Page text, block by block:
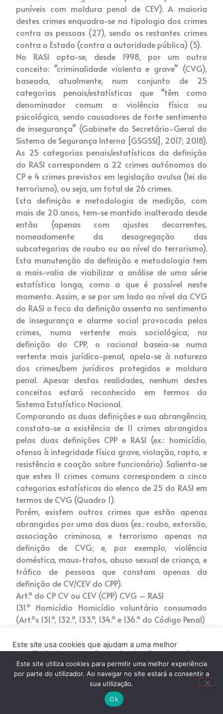
puníveis com moldura penal de CEV). A maioria
destes crimes enquadra-se na tipologia dos crimes
contra as pessoas (27), sendo os restantes crimes
contra o Estado (contra a autoridade pública) (5).
No RASI opta-se, desde 1998, por um outro
conceito: “criminalidade violenta e grave” (CVG),
baseada, atualmente, num conjunto de 25
categorias penais/estatísticas que “têm como
denominador comum a violência física ou
psicológica, sendo causadores de forte sentimento
de insegurança” (Gabinete do Secretário-Geral do
Sistema de Segurança Interna [GSGSSI], 2017; 2018).
As 25 categorias penais/estatísticas da definição
do RASI correspondem a 22 crimes autónomos do
CP e 4 crimes previstos em legislação avulsa (lei do
terrorismo), ou seja, um total de 26 crimes.
Esta definição e metodologia de medição, com
mais de 20 anos, tem-se mantido inalterada desde
então (apenas com ajustes decorrentes,
nomeadamente da desagregação das
subcategorias de roubo ou ao nível do terrorismo).
Esta manutenção da definição e metodologia tem
a mais-valia de viabilizar a análise de uma série
estatística longa, como a que é possível neste
momento. Assim, e se por um lado ao nível da CVG
do RASI o foco da definição assenta no sentimento
de insegurança e alarme social provocado pelos
crimes, numa vertente mais sociológica; na
definição do CPP, o racional baseia-se numa
vertente mais jurídico-penal, apela-se à natureza
dos crimes/bem jurídicos protegidos e moldura
penal. Apesar destas realidades, nenhum destes
conceitos estará reconhecido em termos do
Sistema Estatístico Nacional.
Comparando as duas definições e sua abrangência,
constata-se a existência de 11 crimes abrangidos
pelas duas definições CPP e RASI (ex.: homicídio,
ofensa à integridade física grave, violação, rapto, e
resistência e coação sobre funcionário). Salienta-se
que estes 11 crimes comuns correspondem a cinco
categorias estatísticas do elenco de 25 do RASI em
termos de CVG (Quadro 1).
Porém, existem outros crimes que estão apenas
abrangidos por uma das duas (ex.: roubo, extorsão,
associação criminosa, e terrorismo apenas na
definição de CVG; e, por exemplo, violência
doméstica, maus-tratos, abuso sexual de criança, e
tráfico de pessoas que constam apenas da
definição de CV/CEV do CPP).
Art.º do CP CV ou CEV (CPP) CVG – RASI
131.º Homicídio Homicídio voluntário consumado
(Art.ºs 131.º, 132.º, 133.º, 134.º e 136.º do Código Penal)
133.º Homicídio privilegiado
144.º Ofensa à integridade física grave Ofensa à
integridade física voluntária grave (Art.ºs 143.º e
seguintes do Código Penal)
145.º Ofensa à integridade física qualificada
Este site usa cookies que ajudam a uma melhor
experiência de navegação no site. Ao clicar no botão
“Aceitar” ou continuar a visualizar o nosso site, você
concorda com o uso de cookies no nosso site.
Este site utiliza cookies para permitir uma melhor experiência
por parte do utilizador. Ao navegar no site estará a consentir a
sua utilização.
Ok